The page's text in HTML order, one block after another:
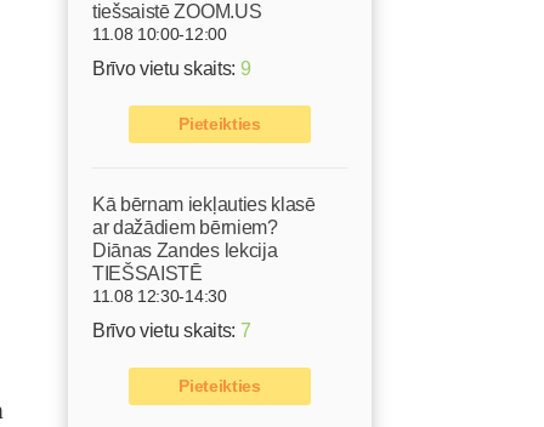
tiešsaistē ZOOM.US
11.08 10:00-12:00
Brīvo vietu skaits: 9
Pieteikties
Kā bērnam iekļauties klasē
ar dažādiem bērniem?
Diānas Zandes lekcija
TIEŠSAISTĒ
11.08 12:30-14:30
Brīvo vietu skaits: 7
Pieteikties